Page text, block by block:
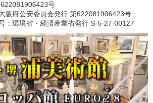
号
阪府公安委員会発行 第622081906423号
：環境省・経済産業省発行 S-5-27-00127